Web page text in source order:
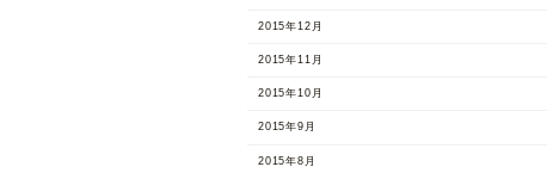
2015年12月
2015年11月
2015年10月
2015年9月
2015年8月